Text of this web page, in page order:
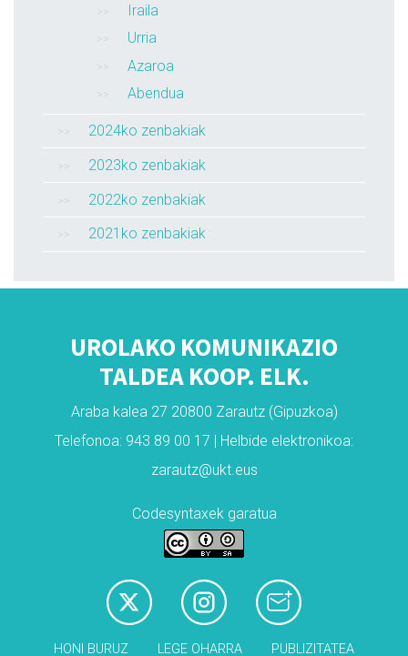
Iraila
Urria
Azaroa
Abendua
2024ko zenbakiak
2023ko zenbakiak
2022ko zenbakiak
2021ko zenbakiak
UROLAKO KOMUNIKAZIO
TALDEA KOOP. ELK.
Araba kalea 27 20800 Zarautz (Gipuzkoa)
Telefonoa: 943 89 00 17 | Helbide elektronikoa:
zarautz@ukt.eus
Codesyntaxek garatua
HONI BURUZ LEGE OHARRA PUBLIZITATEA